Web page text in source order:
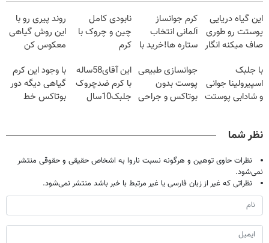
این گیاه دریایی
پوستت رو طوری
صاف میکنه انگار
شدی🔥
کرم جوانساز
آلمانی انتخاب
ستاره ها!خرید با
نابودی کامل
چین و چروک با
کرم
روند پیری رو با
این روش گیاهی
معکوس کن
با جلبک
اسپیرولینا جوانی
و شادابی پوستت
جوانسازی طبیعی
پوست بدون
بوتاکس و جراحی
این آقای58ساله
با کرم ضدچروک
جلبک10سال
تخفیف)
با وجود این کرم
گیاهی دیگه دور
بوتاکس خط
نظر شما
نظرات حاوی توهین و هرگونه نسبت ناروا به اشخاص حقیقی و حقوقی منتشر
نمی‌شود.
نظراتی که غیر از زبان فارسی یا غیر مرتبط با خبر باشد منتشر نمی‌شود.